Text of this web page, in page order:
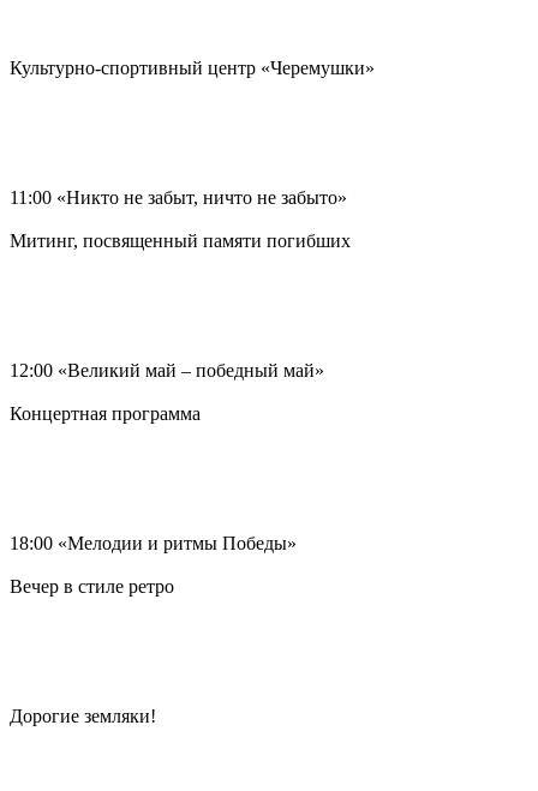
Культурно-спортивный центр «Черемушки»
11:00 «Никто не забыт, ничто не забыто»
Митинг, посвященный памяти погибших
12:00 «Великий май – победный май»
Концертная программа
18:00 «Мелодии и ритмы Победы»
Вечер в стиле ретро
Дорогие земляки!